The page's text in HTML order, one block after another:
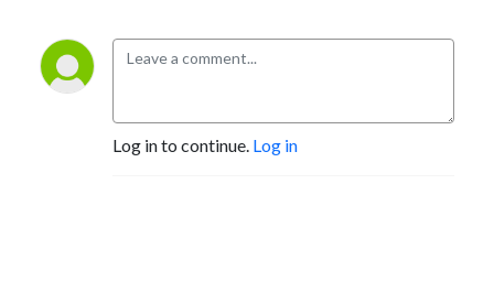
Log in to continue. Log in